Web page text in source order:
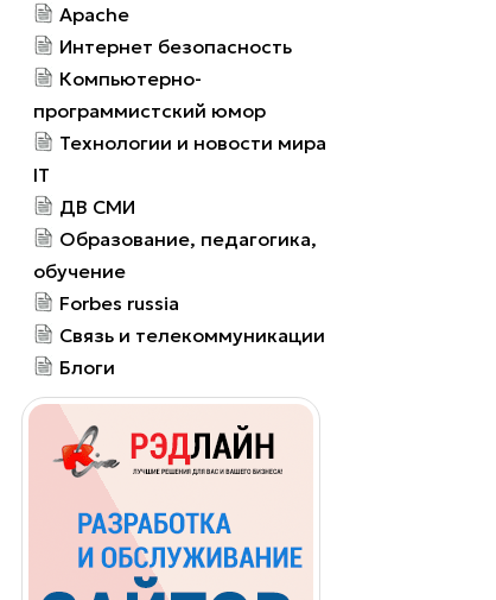
Apache
Интернет безопасность
Компьютерно-
программистский юмор
Технологии и новости мира
IT
ДВ СМИ
Образование, педагогика,
обучение
Forbes russia
Связь и телекоммуникации
Блоги